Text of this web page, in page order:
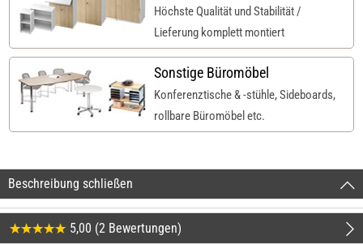
Höchste Qualität und Stabilität /
Lieferung komplett montiert
Sonstige Büromöbel
Konferenztische & -stühle, Sideboards,
rollbare Büromöbel etc.
Beschreibung schließen
5,00 (2 Bewertungen)